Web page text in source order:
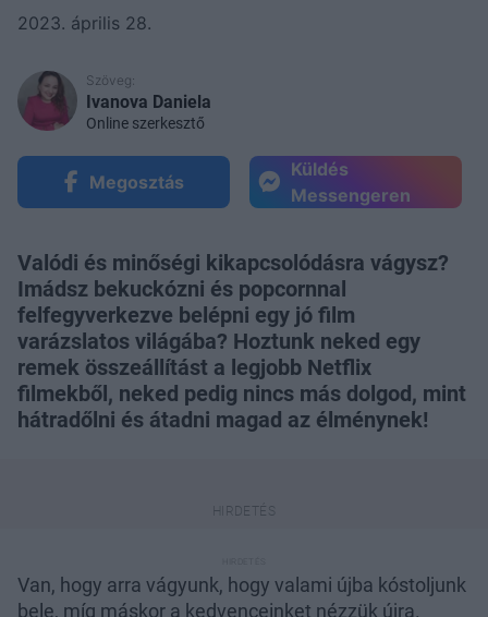
2023. április 28.
Szöveg:
Ivanova Daniela
Online szerkesztő
Megosztás
Küldés
Messengeren
Valódi és minőségi kikapcsolódásra vágysz?
Imádsz bekuckózni és popcornnal
felfegyverkezve belépni egy jó film
varázslatos világába? Hoztunk neked egy
remek összeállítást a legjobb Netflix
filmekből, neked pedig nincs más dolgod, mint
hátradőlni és átadni magad az élménynek!
Van, hogy arra vágyunk, hogy valami újba kóstoljunk
bele, míg máskor a kedvenceinket nézzük újra.